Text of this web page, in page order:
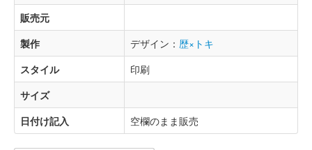
販売元
製作
デザイン： 歴×トキ
スタイル
印刷
サイズ
日付け記入
空欄のまま販売